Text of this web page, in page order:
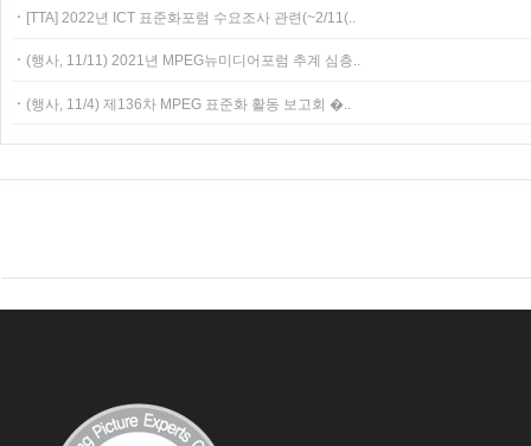
ㆍ [TTA] 2022년 ICT 표준화포럼 수요조사 관련(~2/11(..
ㆍ (행사, 11/11) 2021년 MPEG뉴미디어포럼 추계 심층..
ㆍ (행사, 11/4) 제136차 MPEG 표준화 활동 보고회 �..